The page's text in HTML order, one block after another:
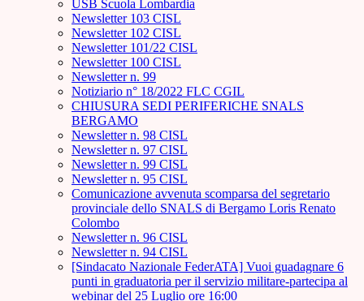
USB Scuola Lombardia
Newsletter 103 CISL
Newsletter 102 CISL
Newsletter 101/22 CISL
Newsletter 100 CISL
Newsletter n. 99
Notiziario n° 18/2022 FLC CGIL
CHIUSURA SEDI PERIFERICHE SNALS
BERGAMO
Newsletter n. 98 CISL
Newsletter n. 97 CISL
Newsletter n. 99 CISL
Newsletter n. 95 CISL
Comunicazione avvenuta scomparsa del segretario
provinciale dello SNALS di Bergamo Loris Renato
Colombo
Newsletter n. 96 CISL
Newsletter n. 94 CISL
[Sindacato Nazionale FederATA] Vuoi guadagnare 6
punti in graduatoria per il servizio militare-partecipa al
webinar del 25 Luglio ore 16:00